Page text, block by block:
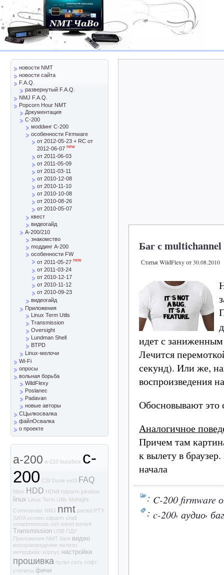
Баг с
Статья WildFlexy от 30.08.2010
идет с
Лечится
секунд). Или же,
воспроизведения
Обосновывают это
Аналогичное
Причем там
к вылету в
начала
: C-200 firmware
: c-200, аудио,
новости NMT
новости сайта
F.A.Q.
развернутый F.A.Q.
NMJ F.A.Q.
Popcorn Hour NMT
Документация
C-200
моddинг C-200
особенности Firmware
от 2012-05-23 + RC от
2012-06-07 new
от 2011-06-03
от 2011-05-09
от 2011-03-11
от 2010-12-08
от 2010-11-10
от 2010-10-08
от 2010-08-26
от 2010-05-07
квест
видеогайд
A-200/210
знакомство
mоддинг A-200
особенности FW
от 2011-05-27 new
от 2011-03-24
от 2010-12-17
от 2010-11-12
от 2010-09-23
видеогайд
Приложения
Linux Term Utils
Transmission
Oversight
Lundman Shell
BTPD
Linux-мелочи
Wi-Fi
опросы
вольная борьба
WildFlexy
Poslanec
Padavan
новые авторы
СЦылкосвалка
файлОсвалка
о проекте
a-200 a-210 busybox c-
200 CSI Dune ext3 FAQ
fdisk HDD HDMI hdparm jukebox
linux Linux Term Utils Midnight
Commander NMJ nmt parted PTY
SATA screen sdparm shell
smartmontools ssh telnet torrent
Transmission USB ПДУ
Приложения NMT баги видео
воспроизведение железо
интерфейс корпус настройки
прошивка пульт сеть софт
утилиты фичи